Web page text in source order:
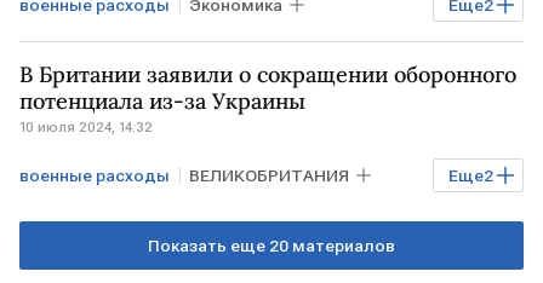
Еще2
военные расходы Экономика
ПОЛЬША Анджей Дуда ВПК
В Британии заявили о сокращении оборонного
потенциала из-за Украины
10 июля 2024, 14:32
Еще2
военные расходы ВЕЛИКОБРИТАНИЯ
УКРАИНА
военная помощь Украине
Показать еще 20 материалов